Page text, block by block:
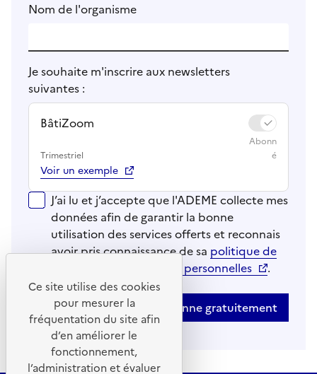
Nom de l'organisme
Je souhaite m'inscrire aux newsletters
suivantes :
BâtiZoom
Trimestriel
Voir un exemple
J’ai lu et j’accepte que l'ADEME collecte mes
données afin de garantir la bonne
utilisation des services offerts et reconnais
avoir pris connaissance de sa politique de
protection des données personnelles
.
Je m'abonne gratuitement
Ce site utilise des cookies
pour mesurer la
fréquentation du site afin
d’en améliorer le
fonctionnement,
l’administration et évaluer